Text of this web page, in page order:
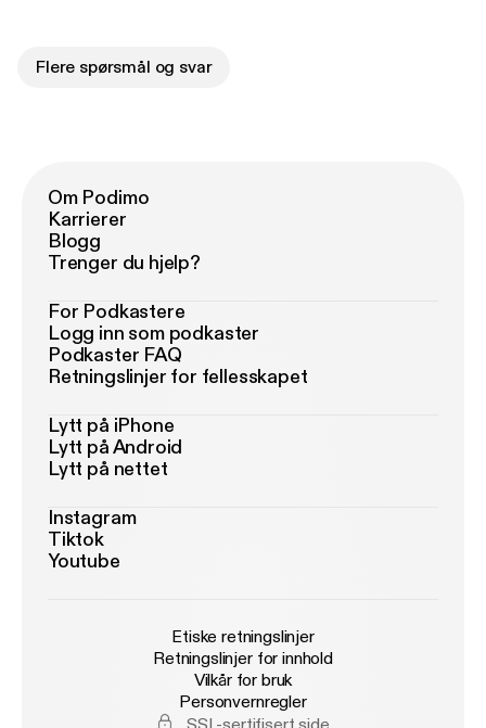
Flere spørsmål og svar
Om Podimo
Karrierer
Blogg
Trenger du hjelp?
For Podkastere
Logg inn som podkaster
Podkaster FAQ
Retningslinjer for fellesskapet
Lytt på iPhone
Lytt på Android
Lytt på nettet
Instagram
Tiktok
Youtube
Etiske retningslinjer
Retningslinjer for innhold
Vilkår for bruk
Personvernregler